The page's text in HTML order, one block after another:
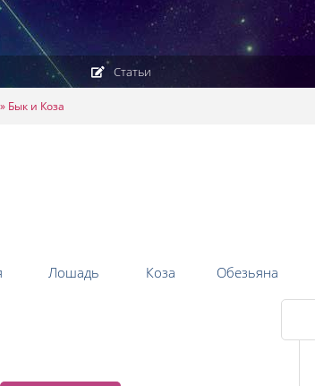
Статьи
» Бык и Коза
Лошадь Коза Обезьяна